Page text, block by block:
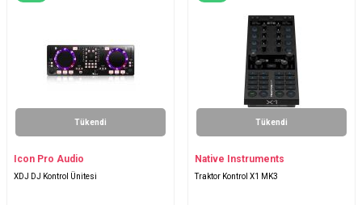
Tükendi
Icon Pro Audio
XDJ DJ Kontrol Ünitesi
Tükendi
Native Instruments
Traktor Kontrol X1 MK3